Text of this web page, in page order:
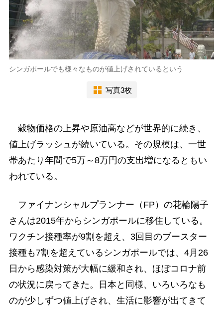
シンガポールでも様々なものが値上げされているという
写真3枚
穀物価格の上昇や原油高などが世界的に続き、
値上げラッシュが続いている。その規模は、一世
帯あたり年間で5万～8万円の支出増になるともい
われている。
ファイナンシャルプランナー（FP）の花輪陽子
さんは2015年からシンガポールに移住している。
ワクチン接種率が9割を超え、3回目のブースター
接種も7割を超えているシンガポールでは、4月26
日から感染対策が大幅に緩和され、ほぼコロナ前
の状況に戻ってきた。日本と同様、いろいろなも
のが少しずつ値上げされ、生活に影響が出てきて